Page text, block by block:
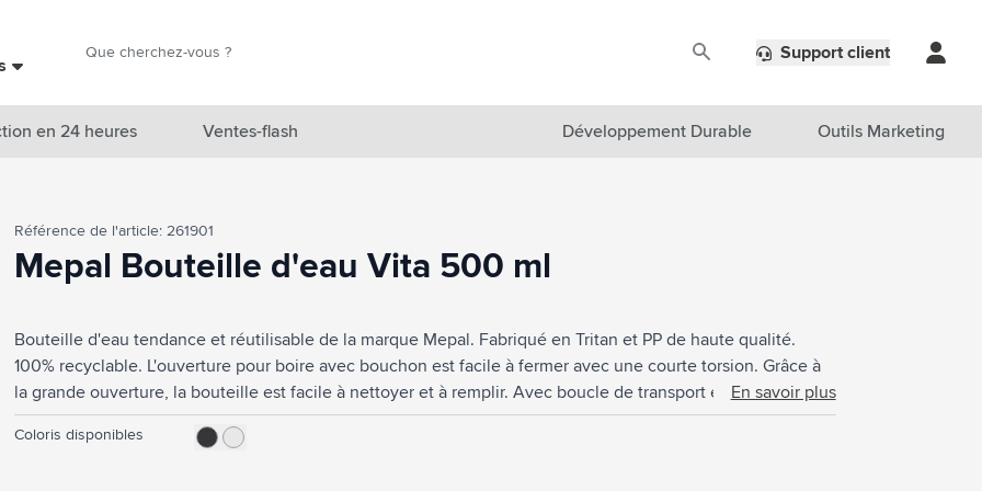
Marques
Thèmes
Accessoires boissons
Sacs & Voyage
Cuisiner & Vivre
Support client
en 24 heures Ventes-flash Développement Durable Outils Marketing
Référence de l'article: 261901
Mepal Bouteille d'eau Vita 500 ml
Bouteille d'eau tendance et réutilisable de la marque Mepal. Fabriqué en Tritan et PP de haute qualité.
100% recyclable. L'ouverture pour boire avec bouchon est facile à fermer avec une courte torsion. Grâce à
la grande ouverture, la bouteille est facile à nettoyer et à remplir. Avec boucle de transport en silicone.
Cette bouteille de haute qualité est approuvée pour les aliments et étanche à 100%. Convient également
aux boissons gazeuses. Veuillez toutefois à ne pas remplir complètement la bouteille de boissons
En savoir plus
Coloris disponibles